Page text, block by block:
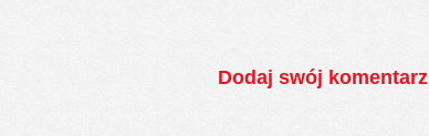
Dodaj swój komentarz